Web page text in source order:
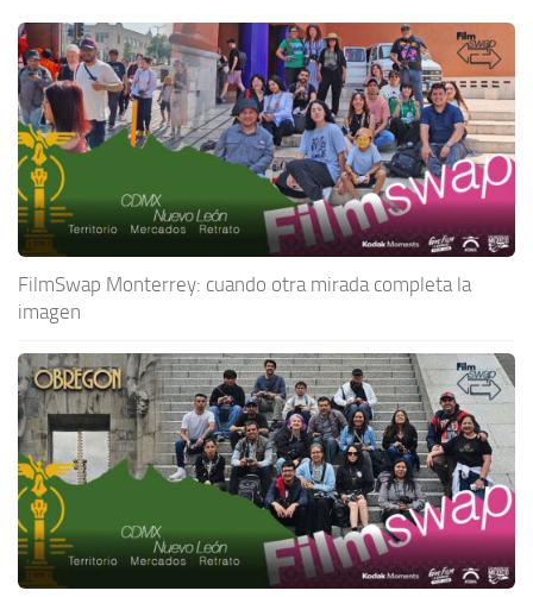
FilmSwap Monterrey: cuando otra mirada completa la
imagen